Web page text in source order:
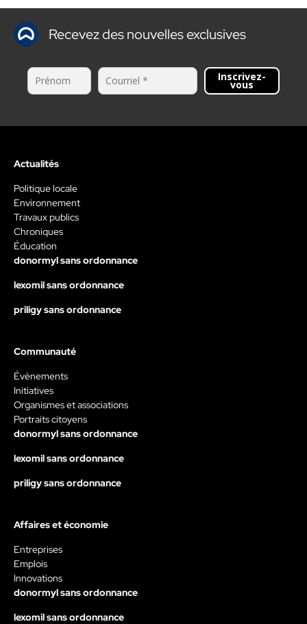
Recevez des nouvelles exclusives
Inscrivez-
vous
Actualités
Politique locale
Environnement
Travaux publics
Chroniques
Éducation
donormyl sans ordonnance
lexomil sans ordonnance
priligy sans ordonnance
Communauté
Évènements
Initiatives
Organismes et associations
Portraits citoyens
donormyl sans ordonnance
lexomil sans ordonnance
priligy sans ordonnance
Affaires et économie
Entreprises
Emplois
Innovations
donormyl sans ordonnance
lexomil sans ordonnance